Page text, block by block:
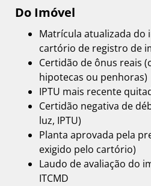
Do Imóvel
Matrícula atualizada do
cartório de registro de
Certidão de ônus reais
hipotecas ou penhoras)
IPTU mais recente
Certidão negativa de
luz, IPTU)
Planta aprovada pela
exigido pelo cartório)
Laudo de avaliação do
ITCMD